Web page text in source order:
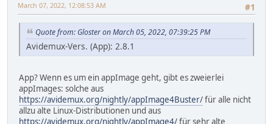
#1
March 07, 2022, 12:08:53 AM
Quote from: Gloster on March 05, 2022, 07:39:25 PM
Avidemux-Vers. (App): 2.8.1
App? Wenn es um ein appImage geht, gibt es zweierlei
appImages: solche aus
https://avidemux.org/nightly/appImage4Buster/für alle nicht
allzu alte Linux-Distributionen und aus
https://avidemux.org/nightly/appImage4/für sehr alte